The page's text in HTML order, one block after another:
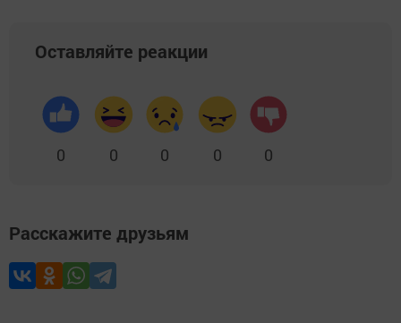
Оставляйте реакции
0 0 0 0 0
Расскажите друзьям